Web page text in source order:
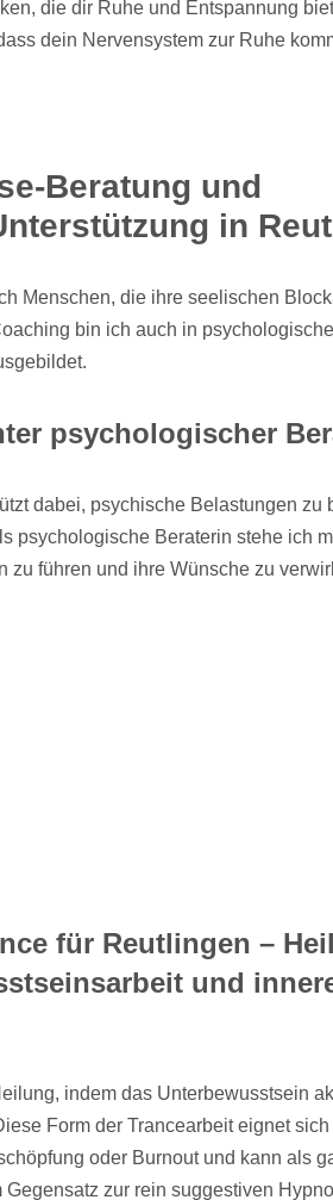
die dir Ruhe und Entspannung
dein Nervensystem zur Ruhe
Beratung und
in
Menschen, die ihre seelischen
bin ich auch in
psychologischer
dabei, psychische Belastungen zu
psychologische Beraterin stehe ich
zu führen und ihre Wünsche zu
für Reutlingen –
und
indem das Unterbewusstsein
Form der Trancearbeit eignet
oder Burnout und kann als
zur rein suggestiven